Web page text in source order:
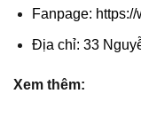
Fanpage:
Địa chỉ: 33
Xem thêm: